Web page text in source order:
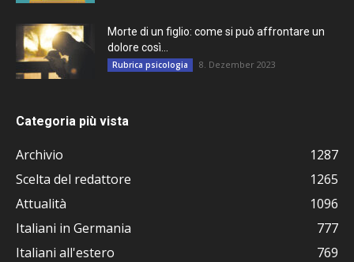
Morte di un figlio: come si può affrontare un
dolore così...
Rubrica psicologia 8. Dezember 2023
Categoria più vista
Archivio
1287
Scelta del redattore
1265
Attualità
1096
Italiani in Germania
777
Italiani all'estero
769